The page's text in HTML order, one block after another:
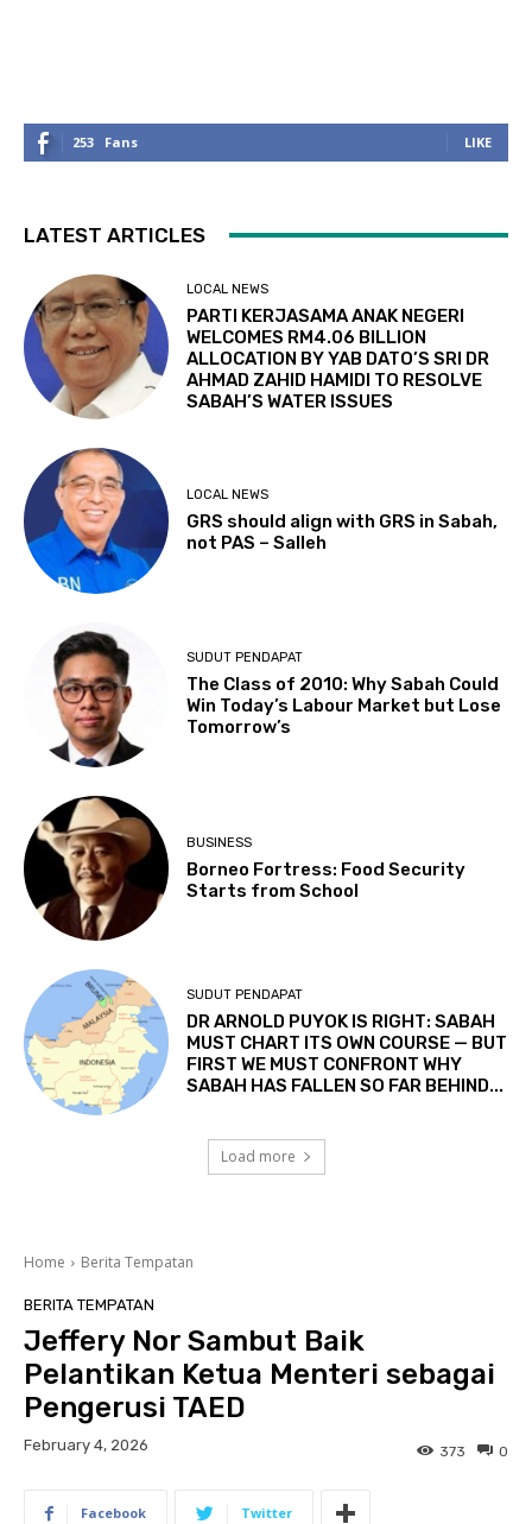
253 Fans LIKE
LATEST ARTICLES
LOCAL NEWS
PARTI KERJASAMA ANAK NEGERI
WELCOMES RM4.06 BILLION
ALLOCATION BY YAB DATO’S SRI DR
AHMAD ZAHID HAMIDI TO RESOLVE
SABAH’S WATER ISSUES
LOCAL NEWS
GRS should align with GRS in Sabah,
not PAS – Salleh
SUDUT PENDAPAT
The Class of 2010: Why Sabah Could
Win Today’s Labour Market but Lose
Tomorrow’s
BUSINESS
Borneo Fortress: Food Security
Starts from School
SUDUT PENDAPAT
DR ARNOLD PUYOK IS RIGHT: SABAH
MUST CHART ITS OWN COURSE — BUT
FIRST WE MUST CONFRONT WHY
SABAH HAS FALLEN SO FAR BEHIND...
Load more